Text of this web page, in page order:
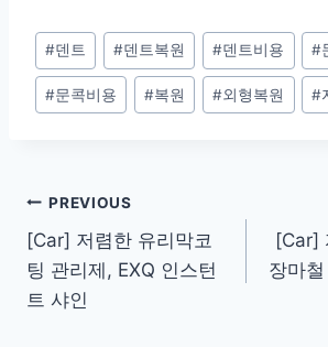
Post
Tags:
#덴트 #덴트복원 #덴트비용 #
#문콕비용 #복원 #외형복원 #
Post
navigation
PREVIOUS
[Car] 저렴한 유리막코
팅 관리제, EXQ 인스턴
트 샤인
[Car]
장마